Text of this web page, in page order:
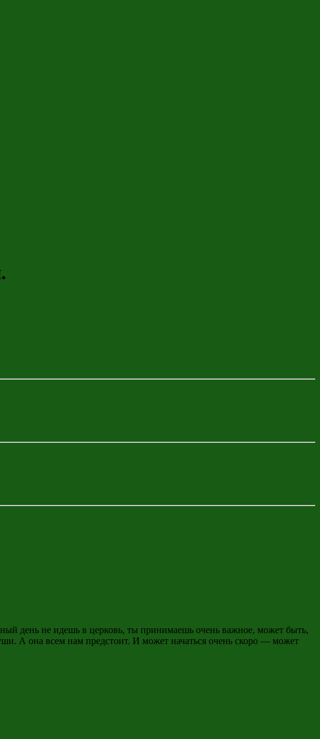
день не идешь в церковь, ты принимаешь очень важное, может быть,
А она всем нам предстоит. И может начаться очень скоро — может